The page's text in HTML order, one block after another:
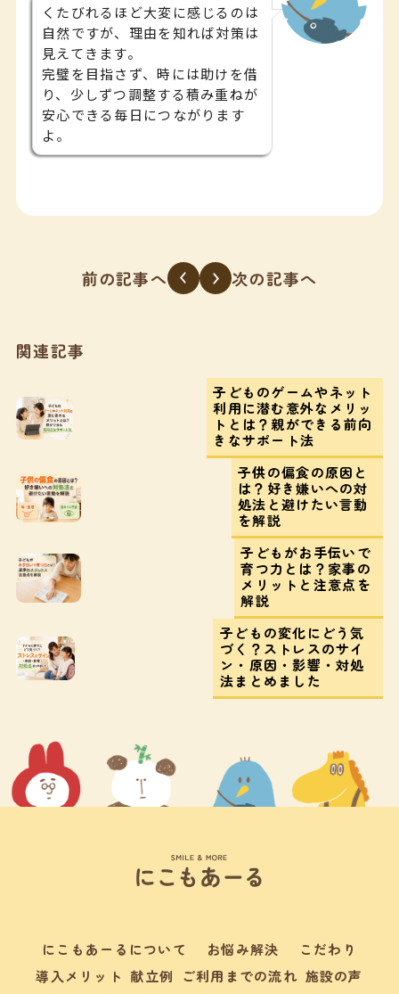
くたびれるほど大変に感じるのは
自然ですが、理由を知れば対策は
見えてきます。
完璧を目指さず、時には助けを借
り、少しずつ調整する積み重ねが
安心できる毎日につながります
よ。
前の記事へ 次の記事へ
関連記事
子どものゲームやネット
利用に潜む意外なメリッ
トとは？親ができる前向
きなサポート法
子供の偏食の原因と
は？好き嫌いへの対
処法と避けたい言動
を解説
子どもがお手伝いで
育つ力とは？家事の
メリットと注意点を
解説
子どもの変化にどう気
づく？ストレスのサイ
ン・原因・影響・対処
法まとめました
にこもあーるについて お悩み解決
こだわり
導入メリット 献立例 ご利用までの流れ 施設の声